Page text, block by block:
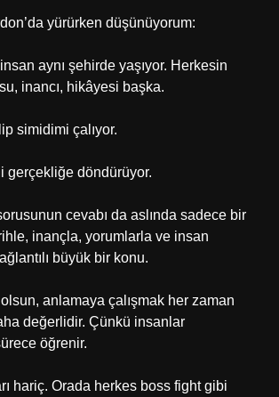
yürürken düşünüyorum:
aynı şehirde yaşıyor. Herkesin
inancı, hikâyesi başka.
simidimi çalıyor.
gerçekliğe döndürüyor.
cevabı da aslında sadece bir
inançla, yorumlarla ve insan
büyük bir konu.
anlamaya çalışmak her zaman
değerlidir. Çünkü insanlar
öğrenir.
hariç. Orada herkes boss fight gibi